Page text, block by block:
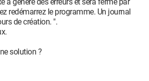
redémarrez le programme. Un journal
de création. ".
solution ?